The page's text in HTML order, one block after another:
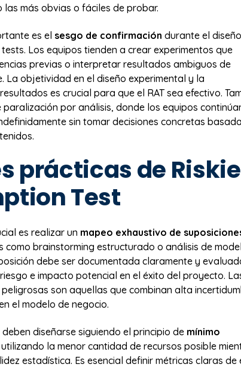
las más obvias o fáciles de probar.
es el sesgo de confirmación durante el
Los equipos tienden a crear experimentos que
previas o interpretar resultados ambiguos de
La objetividad en el diseño experimental y la
es crucial para que el RAT sea efectivo.
paralización por análisis, donde los equipos
sin tomar decisiones concretas
prácticas de
Test
es realizar un mapeo exhaustivo de
como brainstorming estructurado o análisis de
debe ser documentada claramente y
e impacto potencial en el éxito del proyecto.
son aquellas que combinan alta
el modelo de negocio.
diseñarse siguiendo el principio de mínimo
utilizando la menor cantidad de recursos posible
estadística. Es esencial definir métricas claras de